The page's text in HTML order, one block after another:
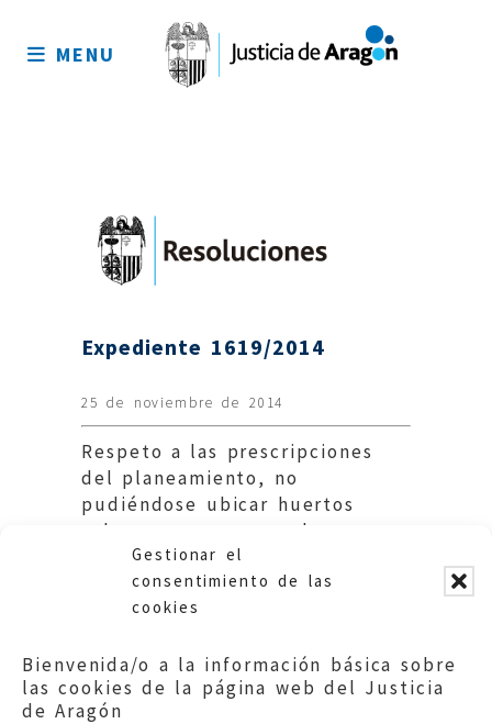
Gestionar el
consentimiento de las
cookies
Bienvenida/o a la información básica sobre
las cookies de la página web del Justicia
de Aragón
sitio
MENU
Expediente 1619/2014
25 de noviembre de 2014
Respeto a las prescripciones
del planeamiento, no
pudiéndose ubicar huertos
urbanos en zonas verdes.
Ayuntamiento de Zaragoza